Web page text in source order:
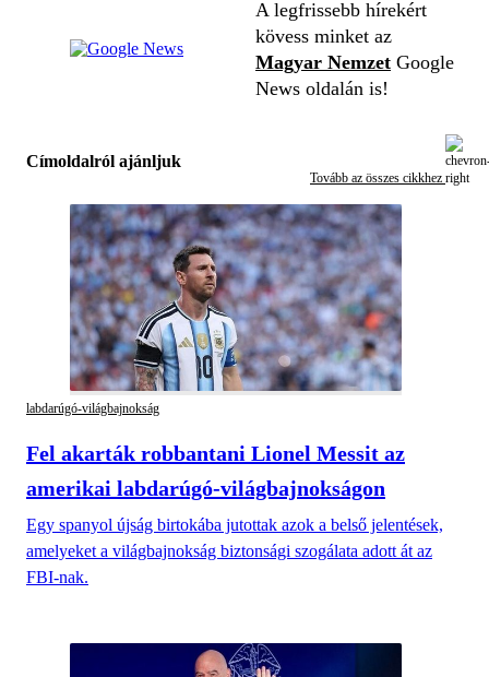
A legfrissebb hírekért
kövess minket az
Magyar Nemzet Google
News oldalán is!
Címoldalról ajánljuk
Tovább az összes cikkhez
labdarúgó-világbajnokság
Fel akarták robbantani Lionel Messit az
amerikai labdarúgó-világbajnokságon
Egy spanyol újság birtokába jutottak azok a belső jelentések,
amelyeket a világbajnokság biztonsági szogálata adott át az
FBI-nak.